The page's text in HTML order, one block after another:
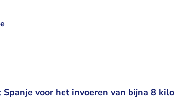
voor het invoeren van bijna 8 kilo